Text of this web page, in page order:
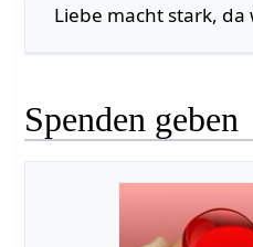
Liebe macht stark, da
Spenden geben